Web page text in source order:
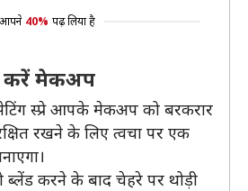
आपने 40% पढ़ लिया है
करें मेकअप
स्प्रे आपके मेकअप को बरकरार
रखने के लिए त्वचा पर एक
करने के बाद चेहरे पर थोड़ी